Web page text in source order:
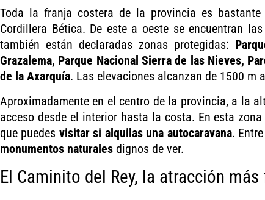
Toda la franja costera de la provincia es
Cordillera Bética. De este a oeste se encuentran
también están declaradas zonas protegidas:
Grazalema, Parque Nacional Sierra de las Nieves,
de la Axarquía. Las elevaciones alcanzan de 1500 m
Aproximadamente en el centro de la provincia, a la
acceso desde el interior hasta la costa. En esta zona
que puedes visitar si alquilas una autocaravana.
monumentos naturales dignos de ver.
El Caminito del Rey, la atracción